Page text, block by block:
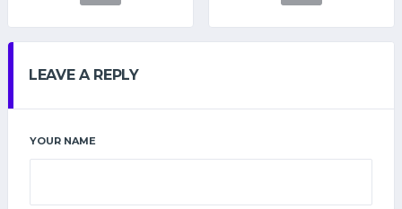
LEAVE A REPLY
YOUR NAME